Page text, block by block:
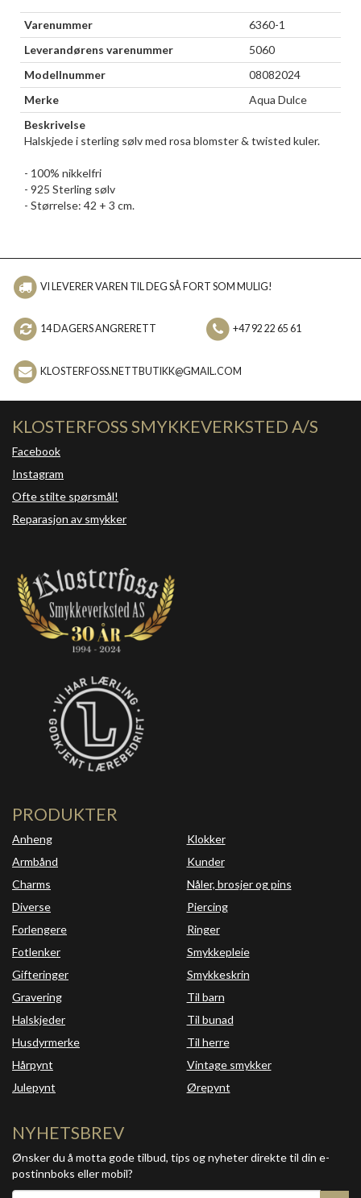
Varenummer
6360-1
Leverandørens varenummer
5060
Modellnummer
08082024
Merke
Aqua Dulce
Beskrivelse
Halskjede i sterling sølv med rosa blomster & twisted kuler.
- 100% nikkelfri
- 925 Sterling sølv
- Størrelse: 42 + 3 cm.
VI LEVERER VAREN TIL DEG SÅ FORT SOM MULIG!
14 DAGERS ANGRERETT +47 92 22 65 61
KLOSTERFOSS.NETTBUTIKK@GMAIL.COM
KLOSTERFOSS SMYKKEVERKSTED A/S
Facebook
Instagram
Ofte stilte spørsmål!
Reparasjon av smykker
PRODUKTER
Anheng
Armbånd
Charms
Diverse
Forlengere
Fotlenker
Gifteringer
Gravering
Halskjeder
Husdyrmerke
Hårpynt
Julepynt
Klokker
Kunder
Nåler, brosjer og pins
Piercing
Ringer
Smykkepleie
Smykkeskrin
Til barn
Til bunad
Til herre
Vintage smykker
Ørepynt
NYHETSBREV
Ønsker du å motta gode tilbud, tips og nyheter direkte til din e-
postinnboks eller mobil?